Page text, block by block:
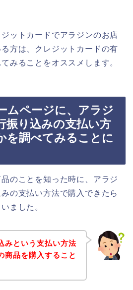
ットカードでアラジンのお店
方は、クレジットカードの有
みることをオススメします。
ムページに、アラジ
振り込みの支払い方
を調べてみることに
のことを知った時に、アラジ
の支払い方法で購入できたら
ました。
みという支払い方法
商品を購入すること